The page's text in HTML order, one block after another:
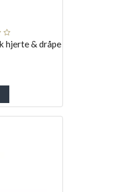
hjerte & dråpe